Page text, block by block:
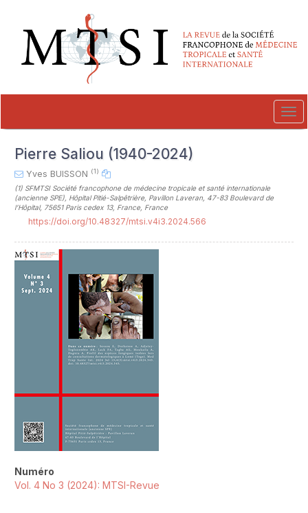
##plugins.themes.novelty.accessible_menu.main_navigation##
##plugins.themes.novelty.accessible_menu.main_content##
##plugins.themes.novelty.accessible_menu.sidebar##
Pierre Saliou (1940-2024)
Yves BUISSON (1)
(1) SFMTSI Société francophone de médecine tropicale et santé internationale
(ancienne SPE), Hôpital Pitié-Salpêtrière, Pavillon Laveran, 47-83 Boulevard de
l’Hôpital, 75651 Paris cedex 13, France, France
https://doi.org/10.48327/mtsi.v4i3.2024.566
Numéro
Vol. 4 No 3 (2024): MTSI-Revue